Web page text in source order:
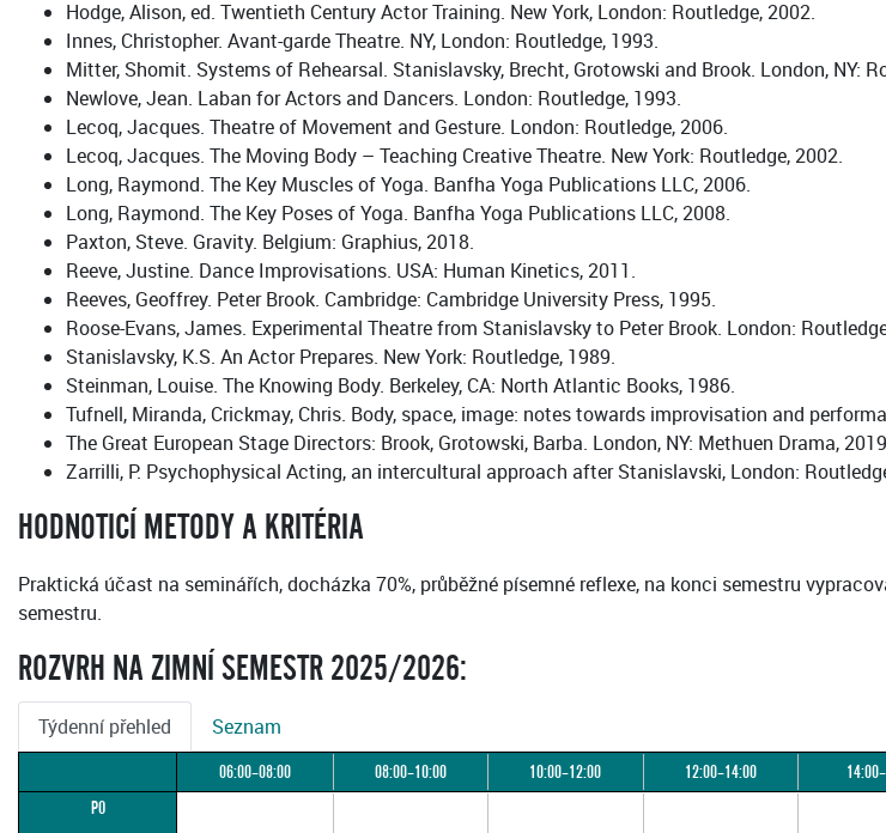
Hodge, Alison, ed. Twentieth Century Actor Training. New York, London: Routledge, 2002.
Innes, Christopher. Avant-garde Theatre. NY, London: Routledge, 1993.
Mitter, Shomit. Systems of Rehearsal. Stanislavsky, Brecht, Grotowski and Brook. London, NY:
Newlove, Jean. Laban for Actors and Dancers. London: Routledge, 1993.
Lecoq, Jacques. Theatre of Movement and Gesture. London: Routledge, 2006.
Lecoq, Jacques. The Moving Body – Teaching Creative Theatre. New York: Routledge, 2002.
Long, Raymond. The Key Muscles of Yoga. Banfha Yoga Publications LLC, 2006.
Long, Raymond. The Key Poses of Yoga. Banfha Yoga Publications LLC, 2008.
Paxton, Steve. Gravity. Belgium: Graphius, 2018.
Reeve, Justine. Dance Improvisations. USA: Human Kinetics, 2011.
Reeves, Geoffrey. Peter Brook. Cambridge: Cambridge University Press, 1995.
Roose-Evans, James. Experimental Theatre from Stanislavsky to Peter Brook. London:
Stanislavsky, K.S. An Actor Prepares. New York: Routledge, 1989.
Steinman, Louise. The Knowing Body. Berkeley, CA: North Atlantic Books, 1986.
Tufnell, Miranda, Crickmay, Chris. Body, space, image: notes towards improvisation and
The Great European Stage Directors: Brook, Grotowski, Barba. London, NY: Methuen Drama,
Zarrilli, P. Psychophysical Acting, an intercultural approach after Stanislavski, London:
HODNOTICÍ METODY A KRITÉRIA
Praktická účast na seminářích, docházka 70%, průběžné písemné reflexe, na konci semestru
semestru.
ROZVRH NA ZIMNÍ SEMESTR 2025/2026:
Týdenní přehled Seznam
06:00–08:00 08:00–10:00 10:00–12:00 12:00–14:00
PO